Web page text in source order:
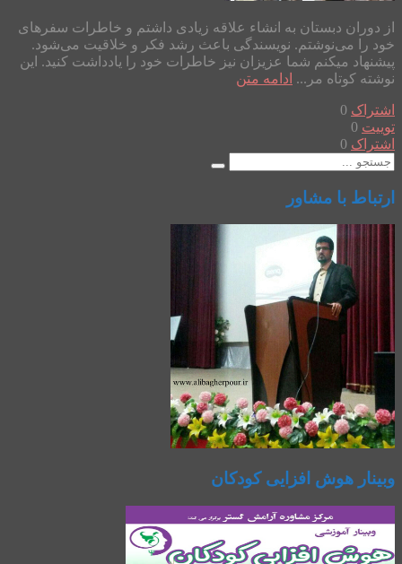
از دوران دبستان به انشاء علاقه زیادی داشتم و خاطرات سفرهای
خود را می‌نوشتم. نویسندگی باعث رشد فکر و خلاقیت می‌شود.
پیشنهاد میکنم شما عزیزان نیز خاطرات خود را یادداشت کنید. این
نوشته کوتاه مر... ادامه متن
اشتراک 0
توییت 0
اشتراک 0
ارتباط با مشاور
وبینار هوش افزایی کودکان